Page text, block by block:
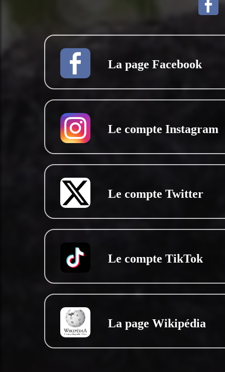
La page Facebook
Le compte Instagram
Le compte Twitter
Le compte TikTok
La page Wikipédia